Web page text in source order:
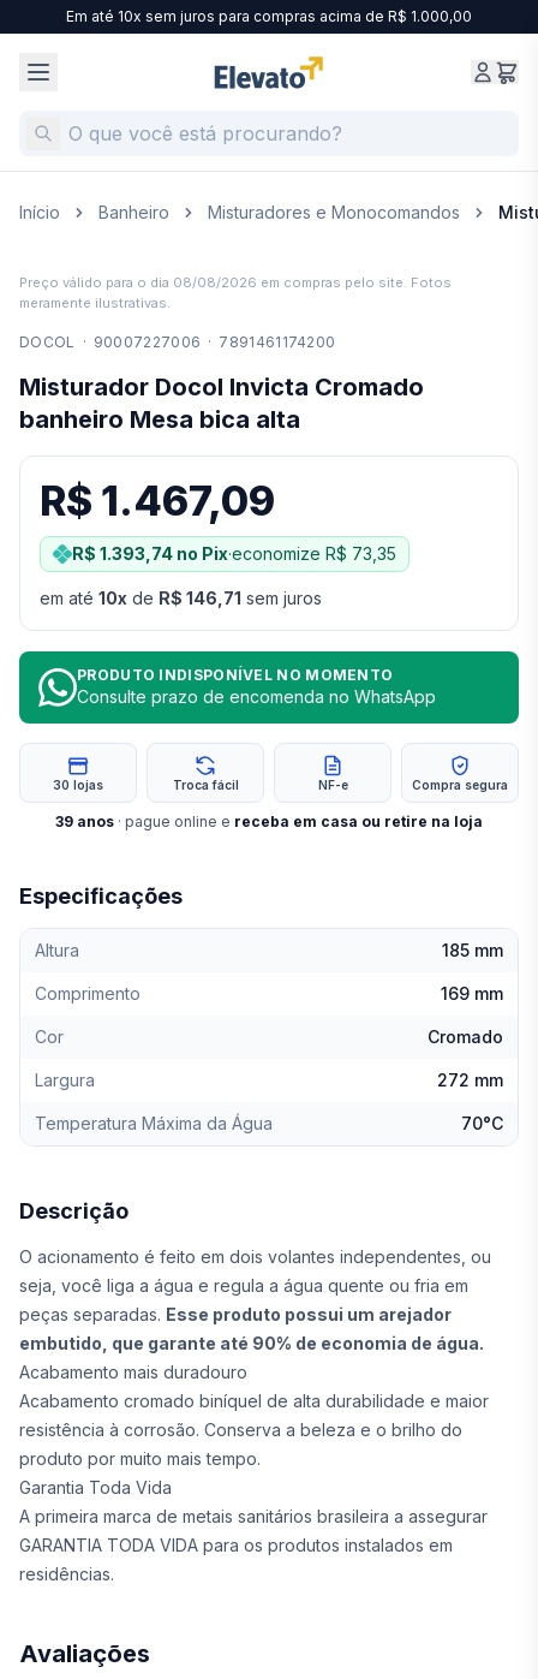
Em até 10x sem juros para compras acima de R$ 1.000,00
Início Banheiro Misturadores e Monocomandos
Preço válido para o dia 08/08/2026 em compras pelo site. Fotos
meramente ilustrativas.
Especificações
Altura 185 mm
Comprimento 169 mm
Cor Cromado
Largura 272 mm
Temperatura Máxima da Água 70°C
Descrição
O acionamento é feito em dois volantes independentes, ou
seja, você liga a água e regula a água quente ou fria em
peças separadas. Esse produto possui um arejador
embutido, que garante até 90% de economia de água.
Acabamento mais duradouro
Acabamento cromado biníquel de alta durabilidade e maior
resistência à corrosão. Conserva a beleza e o brilho do
produto por muito mais tempo.
Garantia Toda Vida
A primeira marca de metais sanitários brasileira a assegurar
GARANTIA TODA VIDA para os produtos instalados em
residências.
Avaliações
DOCOL · 90007227006 · 7891461174200
Misturador Docol Invicta Cromado
banheiro Mesa bica alta
R$ 1.467,09
R$ 1.393,74 no Pix·economize R$ 73,35
em até 10x de R$ 146,71 sem juros
PRODUTO INDISPONÍVEL NO MOMENTO
Consulte prazo de encomenda no WhatsApp
30 lojas Troca fácil NF-e Compra segura
39 anos · pague online e receba em casa ou retire na loja